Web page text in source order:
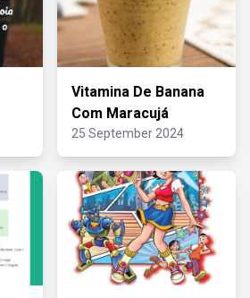
Vitamina De Banana
Com Maracujá
25 September 2024